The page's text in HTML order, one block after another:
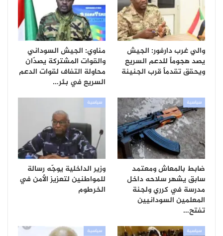
والي غرب دارفور: الجيش
يصد هجوماً للدعم السريع
ويحقق تقدماً قرب الجنينة
مناوي: الجيش السوداني
والقوات المشتركة يصدّان
محاولة التفاف لقوات الدعم
السريع في بئر…
سياسية
ضابط بالمعاش ومعتمد
سابق يشهر سلاحه داخل
مدرسة في كرري ولجنة
المعلمين السودانيين
تفتح…
سياسية
وزير الداخلية يوجّه رسالة
للمواطنين لتعزيز الأمن في
الخرطوم
سياسية سياسية